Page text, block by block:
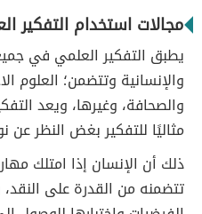
مجالات استخدام التفكير
يطبق التفكير العلمي في
والإنسانية وتتضمن؛ العلوم
والصحافة، وغيرها، ويعد
مثاليًا للتفكير بغض النظر
ذلك أن الإنسان إذا امتلك
تتضمنه من القدرة على النقد،